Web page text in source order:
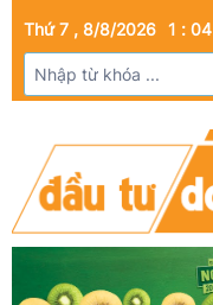
Thứ 7 , 8/8/2026 1 : 04